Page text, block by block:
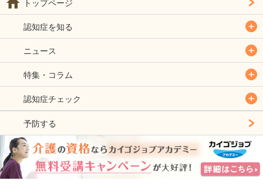
認知症を知る
ニュース
特集・コラム
認知症チェック
予防する